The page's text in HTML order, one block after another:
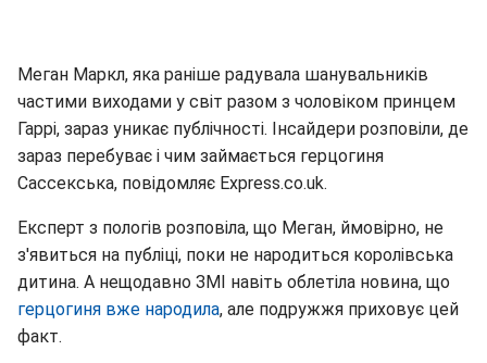
Меган Маркл, яка раніше радувала шанувальників
частими виходами у світ разом з чоловіком принцем
Гаррі, зараз уникає публічності. Інсайдери розповіли, де
зараз перебуває і чим займається герцогиня
Сассекська, повідомляє Express.co.uk.
Експерт з пологів розповіла, що Меган, ймовірно, не
з'явиться на публіці, поки не народиться королівська
дитина. А нещодавно ЗМІ навіть облетіла новина, що
герцогиня вже народила, але подружжя приховує цей
факт.